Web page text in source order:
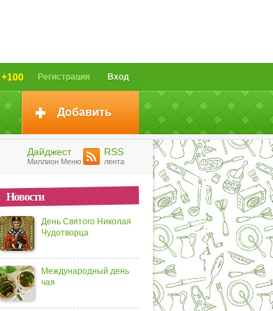
Вход
Регистрация
+100
Добавить
Дайджест
Миллион Меню
RSS
лента
Новости
День Святого Николая
Чудотворца
Международный день
чая